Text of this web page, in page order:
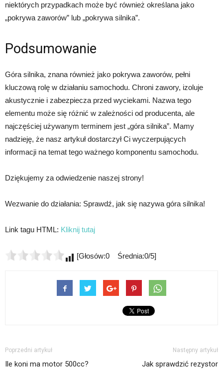
niektórych przypadkach może być również określana jako
„pokrywa zaworów” lub „pokrywa silnika”.
Podsumowanie
Góra silnika, znana również jako pokrywa zaworów, pełni
kluczową rolę w działaniu samochodu. Chroni zawory, izoluje
akustycznie i zabezpiecza przed wyciekami. Nazwa tego
elementu może się różnić w zależności od producenta, ale
najczęściej używanym terminem jest „góra silnika”. Mamy
nadzieję, że nasz artykuł dostarczył Ci wyczerpujących
informacji na temat tego ważnego komponentu samochodu.
Dziękujemy za odwiedzenie naszej strony!
Wezwanie do działania: Sprawdź, jak się nazywa góra silnika!
Link tagu HTML: Kliknij tutaj
[Głosów:0 Średnia:0/5]
Poprzedni artykuł
Ile koni ma motor 500cc?
Następny artykuł
Jak sprawdzić rezystor